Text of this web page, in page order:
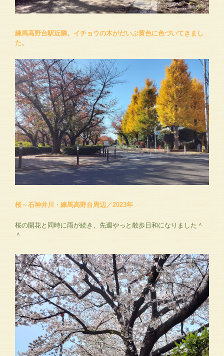
練馬高野台駅近隣。イチョウの木がだいぶ黄色に色づいてきまし
た。
桜～石神井川・練馬高野台周辺／2023年
桜の開花と同時に雨が続き、先週やっと散歩日和になりました＾
＾